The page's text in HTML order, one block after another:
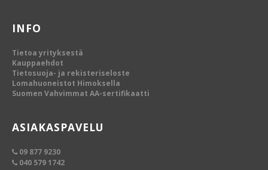
INFO
Tietoa yrityksestä
Kauppaehdot
Tietosuoja- ja rekisteriseloste
Lomahuoneistot Himoksella
Suomen Vahvimmat AA-sertifikaatti
ASIAKASPAVELU
09 877 9230
040 579 1742